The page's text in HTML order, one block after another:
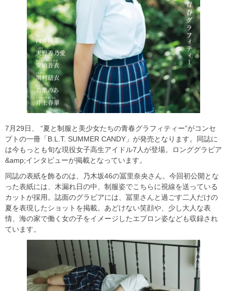
7月29日、 “夏と制服と美少女たちの青春グラフィティー”がコンセ
プトの一冊「B.L.T. SUMMER CANDY」が発売となります。同誌に
は今もっとも旬な現役女子高生アイドル7人が登場。ロンググラビア
&amp;インタビューが掲載となっています。
同誌の表紙を飾るのは、乃木坂46の冨里奈央さん。今回初公開とな
った表紙には、木漏れ日の中、制服姿でこちらに視線を送っている
カットが採用。誌面のグラビアには、冨里さんと過ごす二人だけの
夏を表現したショットを掲載。あどけない笑顔や、少し大人な表
情、海の家で働く女の子をイメージしたエプロン姿なども収録され
ています。